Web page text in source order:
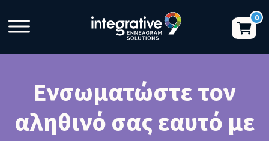
Ενσωματώστε τον
αληθινό σας εαυτό με